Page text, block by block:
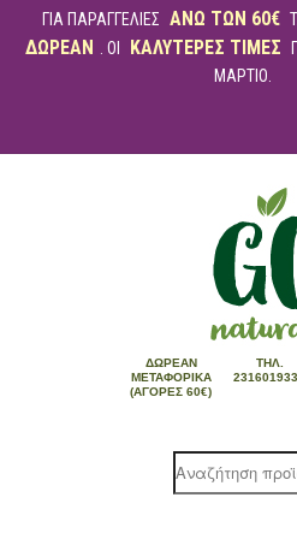
ΓΙΑ ΠΑΡΑΓΓΕΛΙΕΣ ΑΝΩ ΤΩΝ 60€
ΔΩΡΕΑΝ . ΟΙ ΚΑΛΥΤΕΡΕΣ ΤΙΜΕΣ
ΜΑΡΤΙΟ.
ΔΩΡΕΆΝ
ΜΕΤΑΦΟΡΙΚΆ
(ΑΓΟΡΈΣ 60€)
ΤΗΛ.
Products